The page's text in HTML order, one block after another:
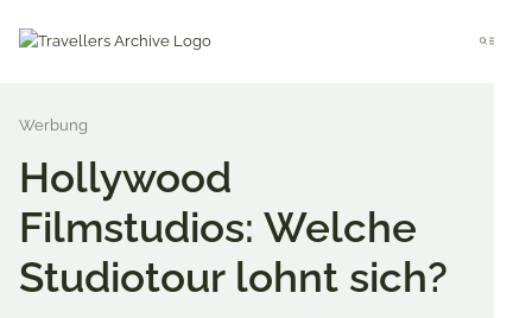
Menu
Hollywood
Filmstudios: Welche
Studiotour lohnt sich?